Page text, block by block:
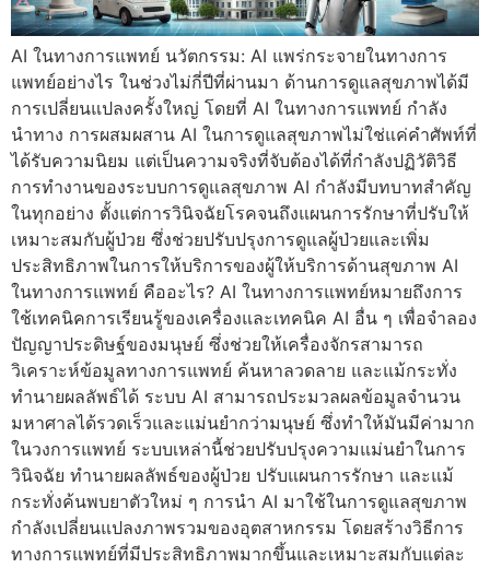
AI ในทางการแพทย์ นวัตกรรม: AI แพร่กระจายในทางการ
แพทย์อย่างไร ในช่วงไม่กี่ปีที่ผ่านมา ด้านการดูแลสุขภาพได้มี
การเปลี่ยนแปลงครั้งใหญ่ โดยที่ AI ในทางการแพทย์ กำลัง
นำทาง การผสมผสาน AI ในการดูแลสุขภาพไม่ใช่แค่คำศัพท์ที่
ได้รับความนิยม แต่เป็นความจริงที่จับต้องได้ที่กำลังปฏิวัติวิธี
การทำงานของระบบการดูแลสุขภาพ AI กำลังมีบทบาทสำคัญ
ในทุกอย่าง ตั้งแต่การวินิจฉัยโรคจนถึงแผนการรักษาที่ปรับให้
เหมาะสมกับผู้ป่วย ซึ่งช่วยปรับปรุงการดูแลผู้ป่วยและเพิ่ม
ประสิทธิภาพในการให้บริการของผู้ให้บริการด้านสุขภาพ AI
ในทางการแพทย์ คืออะไร? AI ในทางการแพทย์หมายถึงการ
ใช้เทคนิคการเรียนรู้ของเครื่องและเทคนิค AI อื่น ๆ เพื่อจำลอง
ปัญญาประดิษฐ์ของมนุษย์ ซึ่งช่วยให้เครื่องจักรสามารถ
วิเคราะห์ข้อมูลทางการแพทย์ ค้นหาลวดลาย และแม้กระทั่ง
ทำนายผลลัพธ์ได้ ระบบ AI สามารถประมวลผลข้อมูลจำนวน
มหาศาลได้รวดเร็วและแม่นยำกว่ามนุษย์ ซึ่งทำให้มันมีค่ามาก
ในวงการแพทย์ ระบบเหล่านี้ช่วยปรับปรุงความแม่นยำในการ
วินิจฉัย ทำนายผลลัพธ์ของผู้ป่วย ปรับแผนการรักษา และแม้
กระทั่งค้นพบยาตัวใหม่ ๆ การนำ AI มาใช้ในการดูแลสุขภาพ
กำลังเปลี่ยนแปลงภาพรวมของอุตสาหกรรม โดยสร้างวิธีการ
ทางการแพทย์ที่มีประสิทธิภาพมากขึ้นและเหมาะสมกับแต่ละ